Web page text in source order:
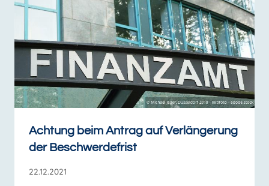
Achtung beim Antrag auf Verlängerung
der Beschwerdefrist
22.12.2021